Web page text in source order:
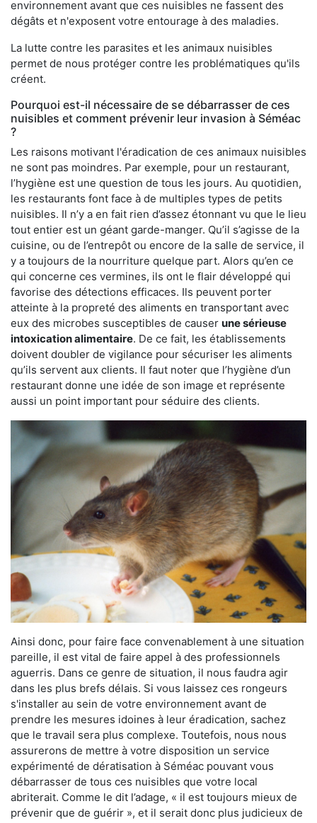
environnement avant que ces nuisibles ne fassent des
dégâts et n'exposent votre entourage à des maladies.
La lutte contre les parasites et les animaux nuisibles
permet de nous protéger contre les problématiques qu'ils
créent.
Pourquoi est-il nécessaire de se débarrasser de ces
nuisibles et comment prévenir leur invasion à Séméac
?
Les raisons motivant l'éradication de ces animaux nuisibles
ne sont pas moindres. Par exemple, pour un restaurant,
l’hygiène est une question de tous les jours. Au quotidien,
les restaurants font face à de multiples types de petits
nuisibles. Il n’y a en fait rien d’assez étonnant vu que le lieu
tout entier est un géant garde-manger. Qu’il s’agisse de la
cuisine, ou de l’entrepôt ou encore de la salle de service, il
y a toujours de la nourriture quelque part. Alors qu’en ce
qui concerne ces vermines, ils ont le flair développé qui
favorise des détections efficaces. Ils peuvent porter
atteinte à la propreté des aliments en transportant avec
eux des microbes susceptibles de causer une sérieuse
intoxication alimentaire. De ce fait, les établissements
doivent doubler de vigilance pour sécuriser les aliments
qu’ils servent aux clients. Il faut noter que l’hygiène d’un
restaurant donne une idée de son image et représente
aussi un point important pour séduire des clients.
Ainsi donc, pour faire face convenablement à une situation
pareille, il est vital de faire appel à des professionnels
aguerris. Dans ce genre de situation, il nous faudra agir
dans les plus brefs délais. Si vous laissez ces rongeurs
s'installer au sein de votre environnement avant de
prendre les mesures idoines à leur éradication, sachez
que le travail sera plus complexe. Toutefois, nous nous
assurerons de mettre à votre disposition un service
expérimenté de dératisation à Séméac pouvant vous
débarrasser de tous ces nuisibles que votre local
abriterait. Comme le dit l’adage, « il est toujours mieux de
prévenir que de guérir », et il serait donc plus judicieux de